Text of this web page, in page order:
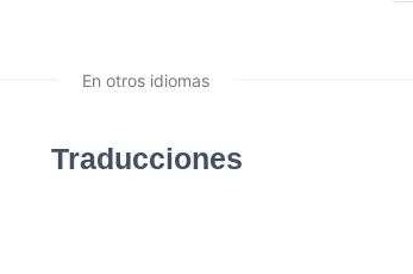
En otros idiomas
Traducciones